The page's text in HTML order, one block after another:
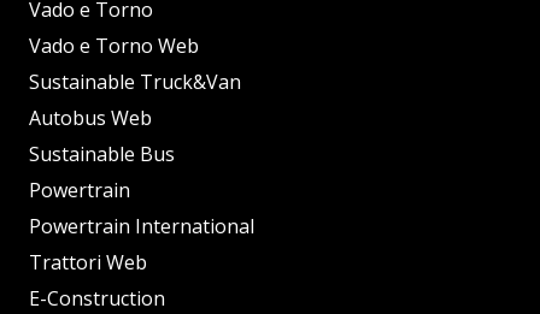
Vado e Torno
Vado e Torno Web
Sustainable Truck&Van
Autobus Web
Sustainable Bus
Powertrain
Powertrain International
Trattori Web
E-Construction